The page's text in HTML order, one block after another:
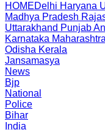
HOMEDelhi Haryana
Madhya Pradesh
Uttarakhand Punjab
Karnataka Maharashtra
Odisha Kerala
Jansamasya
News
Bjp
National
Police
Bihar
India